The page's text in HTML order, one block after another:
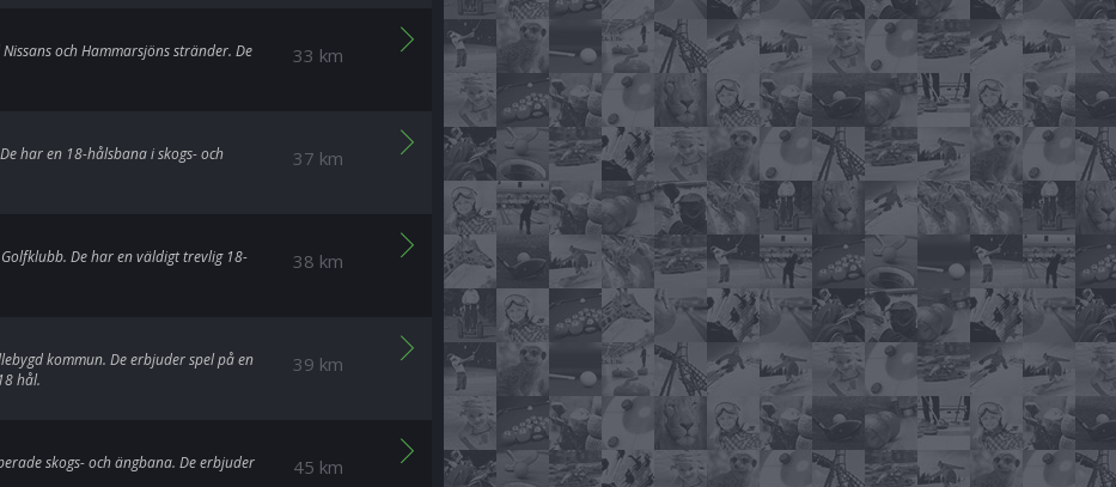
33 km
och Hammarsjöns stränder. De
37 km
har en 18-hålsbana i skogs- och
38 km
De har en väldigt trevlig 18-
39 km
kommun. De erbjuder spel på en
hål.
45 km
skogs- och ängbana. De erbjuder